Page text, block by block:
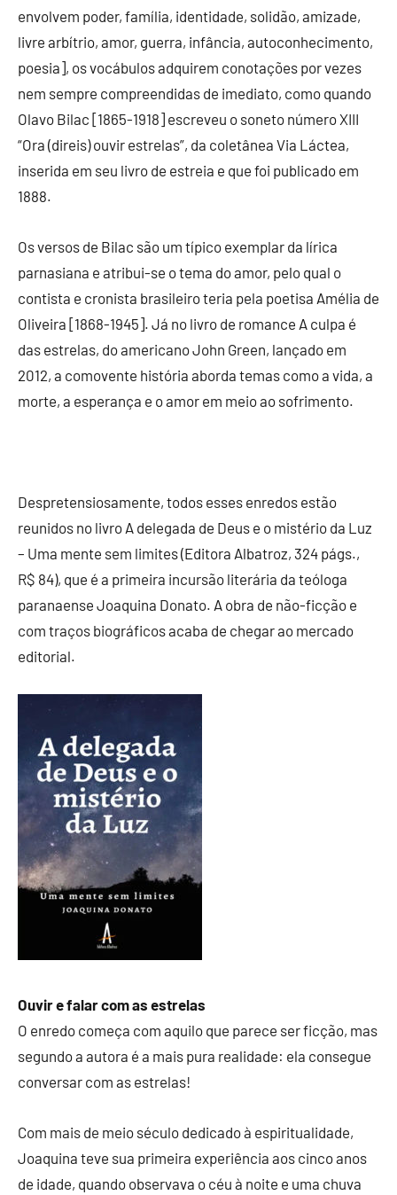
envolvem poder, família, identidade, solidão, amizade,
livre arbítrio, amor, guerra, infância, autoconhecimento,
poesia], os vocábulos adquirem conotações por vezes
nem sempre compreendidas de imediato, como quando
Olavo Bilac [1865-1918] escreveu o soneto número XIII
“Ora (direis) ouvir estrelas”, da coletânea Via Láctea,
inserida em seu livro de estreia e que foi publicado em
1888.
Os versos de Bilac são um típico exemplar da lírica
parnasiana e atribui-se o tema do amor, pelo qual o
contista e cronista brasileiro teria pela poetisa Amélia de
Oliveira [1868-1945]. Já no livro de romance A culpa é
das estrelas, do americano John Green, lançado em
2012, a comovente história aborda temas como a vida, a
morte, a esperança e o amor em meio ao sofrimento.
Despretensiosamente, todos esses enredos estão
reunidos no livro A delegada de Deus e o mistério da Luz
– Uma mente sem limites (Editora Albatroz, 324 págs.,
R$ 84), que é a primeira incursão literária da teóloga
paranaense Joaquina Donato. A obra de não-ficção e
com traços biográficos acaba de chegar ao mercado
editorial.
Ouvir e falar com as estrelas
O enredo começa com aquilo que parece ser ficção, mas
segundo a autora é a mais pura realidade: ela consegue
conversar com as estrelas!
Com mais de meio século dedicado à espiritualidade,
Joaquina teve sua primeira experiência aos cinco anos
de idade, quando observava o céu à noite e uma chuva